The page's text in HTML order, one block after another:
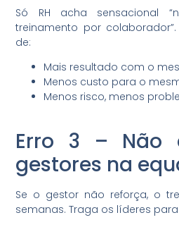
Só RH acha sensacional
treinamento por
de:
Mais resultado com o
Menos custo para o
Menos risco, menos
Erro 3 – Não
gestores na
Se o gestor não reforça, o
semanas. Traga os líderes